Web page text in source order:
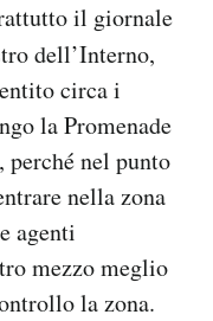
il giornale
dell’Interno,
circa i
la Promenade
nel punto
nella zona
agenti
mezzo meglio
la zona.